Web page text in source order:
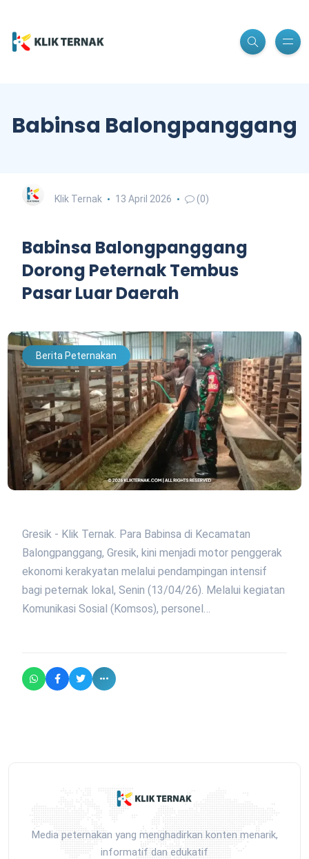
Babinsa Balongpanggang
Klik Ternak 13 April 2026 (0)
Babinsa Balongpanggang
Dorong Peternak Tembus
Pasar Luar Daerah
Berita Peternakan
Gresik - Klik Ternak. Para Babinsa di Kecamatan
Balongpanggang, Gresik, kini menjadi motor penggerak
ekonomi kerakyatan melalui pendampingan intensif
bagi peternak lokal, Senin (13/04/26). Melalui kegiatan
Komunikasi Sosial (Komsos), personel…
Media peternakan yang menghadirkan konten menarik,
informatif dan edukatif